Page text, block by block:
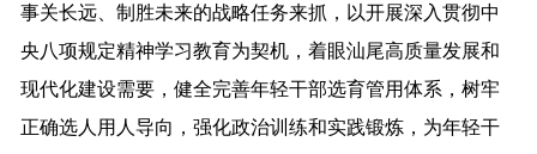
事关长远、制胜未来的战略任务来抓，以开展深入贯彻中
央八项规定精神学习教育为契机，着眼汕尾高质量发展和
现代化建设需要，健全完善年轻干部选育管用体系，树牢
正确选人用人导向，强化政治训练和实践锻炼，为年轻干